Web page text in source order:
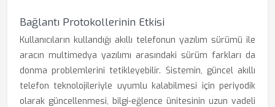
Bağlantı Protokollerinin Etkisi
Kullanıcıların kullandığı akıllı telefonun yazılım sürümü ile
aracın multimedya yazılımı arasındaki sürüm farkları da
donma problemlerini tetikleyebilir. Sistemin, güncel akıllı
telefon teknolojileriyle uyumlu kalabilmesi için periyodik
olarak güncellenmesi, bilgi-eğlence ünitesinin uzun vadeli